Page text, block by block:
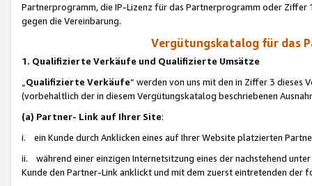
Partnerprogramm, die IP-Lizenz für das Partnerprogramm oder
gegen die Vereinbarung.
Vergütungskatalog für das
1. Qualifizierte Verkäufe und Qualifizierte Umsätze
Qualifizierte Verkäufe“ werden von uns mit den in Ziffer 3
(vorbehaltlich der in diesem Vergütungskatalog beschriebenen
(a) Partner- Link auf Ihrer Site:
i. ein Kunde durch Anklicken eines auf Ihrer Website platzierten
ii. während einer einzigen Internetsitzung eines der nachstehend
Kunde den Partner-Link anklickt und mit dem zuerst eintretenden der